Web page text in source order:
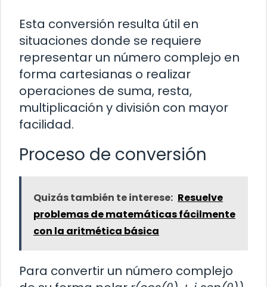
Esta conversión resulta útil en
situaciones donde se requiere
representar un número complejo en
forma cartesianas o realizar
operaciones de suma, resta,
multiplicación y división con mayor
facilidad.
Proceso de conversión
Quizás también te interese: Resuelve
problemas de matemáticas fácilmente
con la aritmética básica
Para convertir un número complejo